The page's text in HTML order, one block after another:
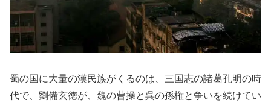
蜀の国に大量の漢民族がくるのは、三国志の諸葛孔明の時
代で、劉備玄徳が、魏の曹操と呉の孫権と争いを続けてい